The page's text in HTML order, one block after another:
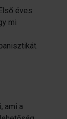
éves
mi
ami a